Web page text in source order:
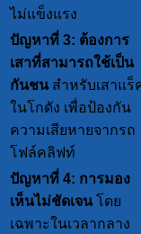
ไม่แข็งแรง
ปัญหาที่ 3: ต้องการ
เสาที่สามารถใช้เป็น
กันชนสำหรับเสาแร็
ในโกดัง เพื่อป้องกัน
ความเสียหายจากรถ
โฟล์คลิฟท์
ปัญหาที่ 4: การมอง
เห็นไม่ชัดเจนโดย
เฉพาะในเวลากลาง